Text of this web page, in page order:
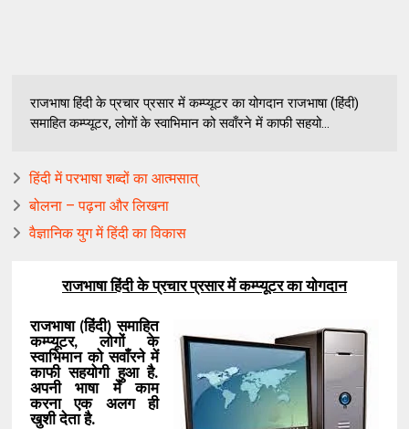
राजभाषा हिंदी के प्रचार प्रसार में कम्प्यूटर का योगदान राजभाषा (हिंदी)
समाहित कम्प्यूटर, लोगों के स्वाभिमान को सवाँरने में काफी सहयो...
हिंदी में परभाषा शब्दों का आत्मसात्
बोलना – पढ़ना और लिखना
वैज्ञानिक युग में हिंदी का विकास
राजभाषा हिंदी के प्रचार प्रसार में कम्प्यूटर का योगदान
राजभाषा (हिंदी) समाहित
कम्प्यूटर, लोगों के
स्वाभिमान को सवाँरने में
काफी सहयोगी हुआ है.
अपनी भाषा में काम
करना एक अलग ही
खुशी देता है.